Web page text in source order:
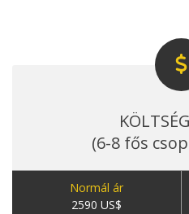
(6-8 fős
Normál ár
2590 US$